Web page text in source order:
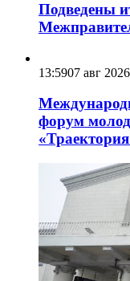
Подведены
13:5907 авг 2026
форум